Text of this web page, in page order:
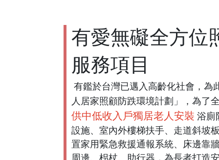
有愛無礙全方位
服務項目
有鑑於台灣已邁入高齡化社會，為
人居家照顧防跌環境計劃」，為了
供中低收入戶獨居老人安裝 浴廁
設施、室內外樓梯扶手、走道斜坡
置家用緊急救援通報系統、床邊靠